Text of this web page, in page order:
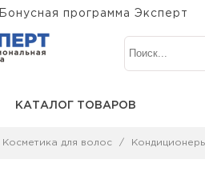
Бонусная программа Эксперт
КАТАЛОГ ТОВАРОВ
Косметика для волос